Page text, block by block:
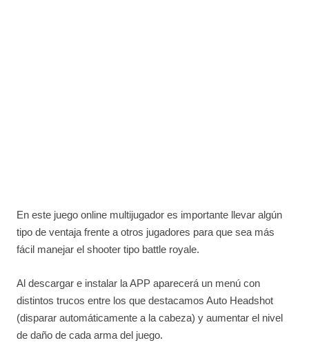
En este juego online multijugador es importante llevar algún
tipo de ventaja frente a otros jugadores para que sea más
fácil manejar el shooter tipo battle royale.
Al descargar e instalar la APP aparecerá un menú con
distintos trucos entre los que destacamos Auto Headshot
(disparar automáticamente a la cabeza) y aumentar el nivel
de daño de cada arma del juego.